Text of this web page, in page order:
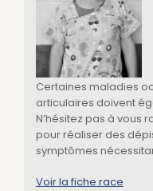
Certaines maladies
articulaires doivent
N’hésitez pas à vous
pour réaliser des
symptômes
Voir la fiche race